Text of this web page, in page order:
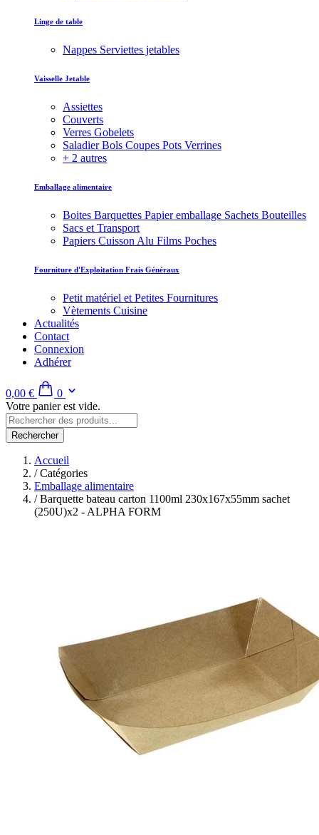
Linge de table
Nappes Serviettes jetables
Vaisselle Jetable
Assiettes
Couverts
Verres Gobelets
Saladier Bols Coupes Pots Verrines
+ 2 autres
Emballage alimentaire
Boites Barquettes Papier emballage Sachets Bouteilles
Sacs et Transport
Papiers Cuisson Alu Films Poches
Fourniture d'Exploitation Frais Généraux
Petit matériel et Petites Fournitures
Vètements Cuisine
Actualités
Contact
Connexion
Adhérer
0,00 €
0
Votre panier est vide.
Rechercher
Accueil
/Catégories
Emballage alimentaire
/Barquette bateau carton 1100ml 230x167x55mm sachet
(250U)x2 - ALPHA FORM